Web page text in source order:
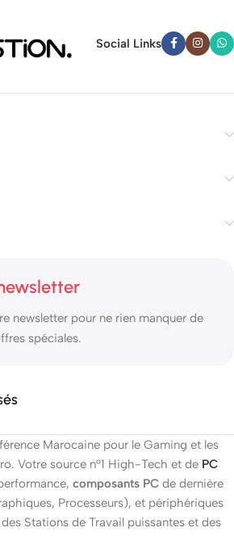
Social Links
newsletter pour ne rien manquer de
spéciales.
Marocaine pour le Gaming et les
Votre source n°1 High-Tech et de PC
composants PCde dernière
Processeurs), et périphériques
Stations de Travail puissantes et des